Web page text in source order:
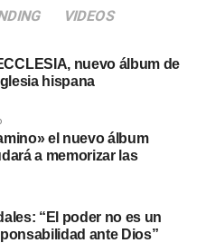
VIDEOS
nuevo álbum de
hispana
el nuevo álbum
a memorizar las
“El poder no es un
ante Dios”